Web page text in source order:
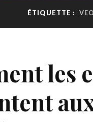
ÉTIQUETTE :
les